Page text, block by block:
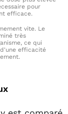
pour
efficace.
vite. Le
très
ce qui
efficacité